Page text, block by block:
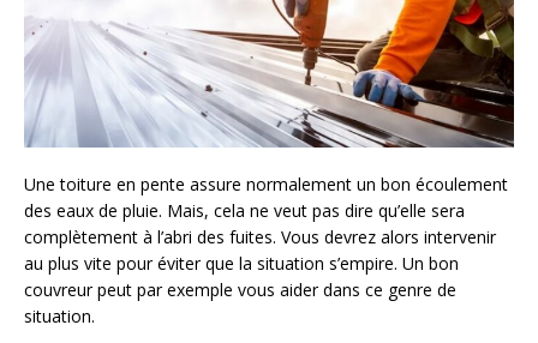
Une toiture en pente assure normalement un bon écoulement
des eaux de pluie. Mais, cela ne veut pas dire qu’elle sera
complètement à l’abri des fuites. Vous devrez alors intervenir
au plus vite pour éviter que la situation s’empire. Un bon
couvreur peut par exemple vous aider dans ce genre de
situation.